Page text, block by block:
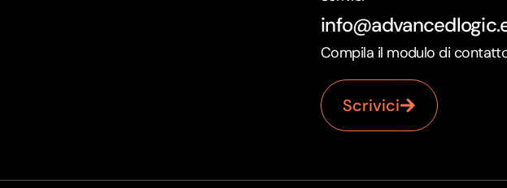
Compila il modulo di
Scrivici